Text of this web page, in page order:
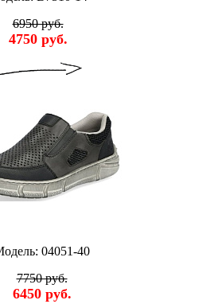
6950 руб.
4750 руб.
04051-40
7750 руб.
6450 руб.